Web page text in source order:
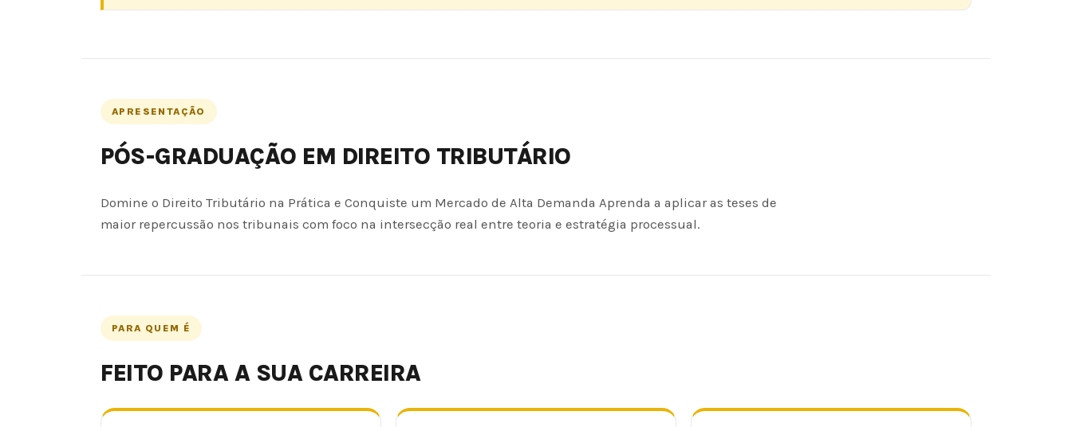
APRESENTAÇÃO
PÓS-GRADUAÇÃO EM DIREITO TRIBUTÁRIO
Domine o Direito Tributário na Prática e Conquiste um Mercado de Alta Demanda Aprenda a aplicar as teses de
maior repercussão nos tribunais com foco na intersecção real entre teoria e estratégia processual.
PARA QUEM É
FEITO PARA A SUA CARREIRA